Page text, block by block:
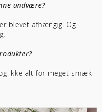
undvære?
blevet afhængig. Og
ikke alt for meget smæk